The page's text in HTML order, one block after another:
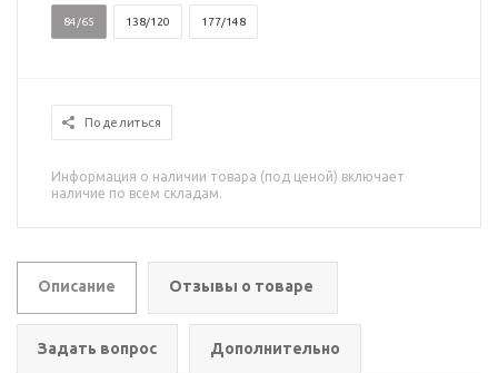
84/65 138/120 177/148
Поделиться
Информация о наличии товара (под ценой) включает
наличие по всем складам.
Описание Отзывы о товаре
Задать вопрос Дополнительно